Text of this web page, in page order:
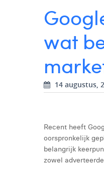
wat
14 augustus,
Recent heeft
oorspronkelijk
belangrijk
zowel